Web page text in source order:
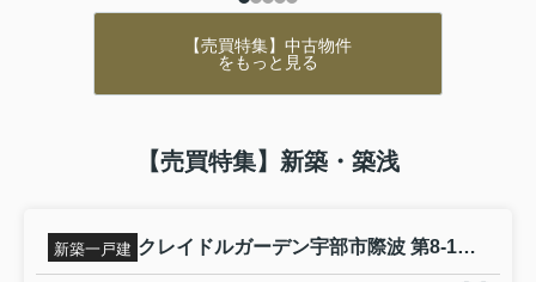
ので、お客様の希望する不動産を見つけ、よりよい生活を
実現させます。ぜひご検討ください。
【売買特集】中古物件
をもっと見る
【売買特集】新築・築浅
新築一戸建 クレイドルガーデン宇部市際波 第8-1号棟